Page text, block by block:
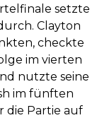
setzte
Clayton
checkte
im vierten
nutzte seine
im fünften
die Partie auf